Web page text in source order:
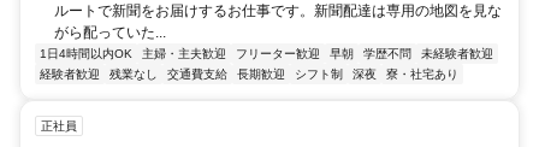
ルートで新聞をお届けするお仕事です。新聞配達は専用の地図を見な
がら配っていた...
1日4時間以内OK 主婦・主夫歓迎 フリーター歓迎 早朝 学歴不問
未経験者歓迎
経験者歓迎
残業なし 交通費支給 長期歓迎 シフト制 深夜 寮・社宅あり
正社員